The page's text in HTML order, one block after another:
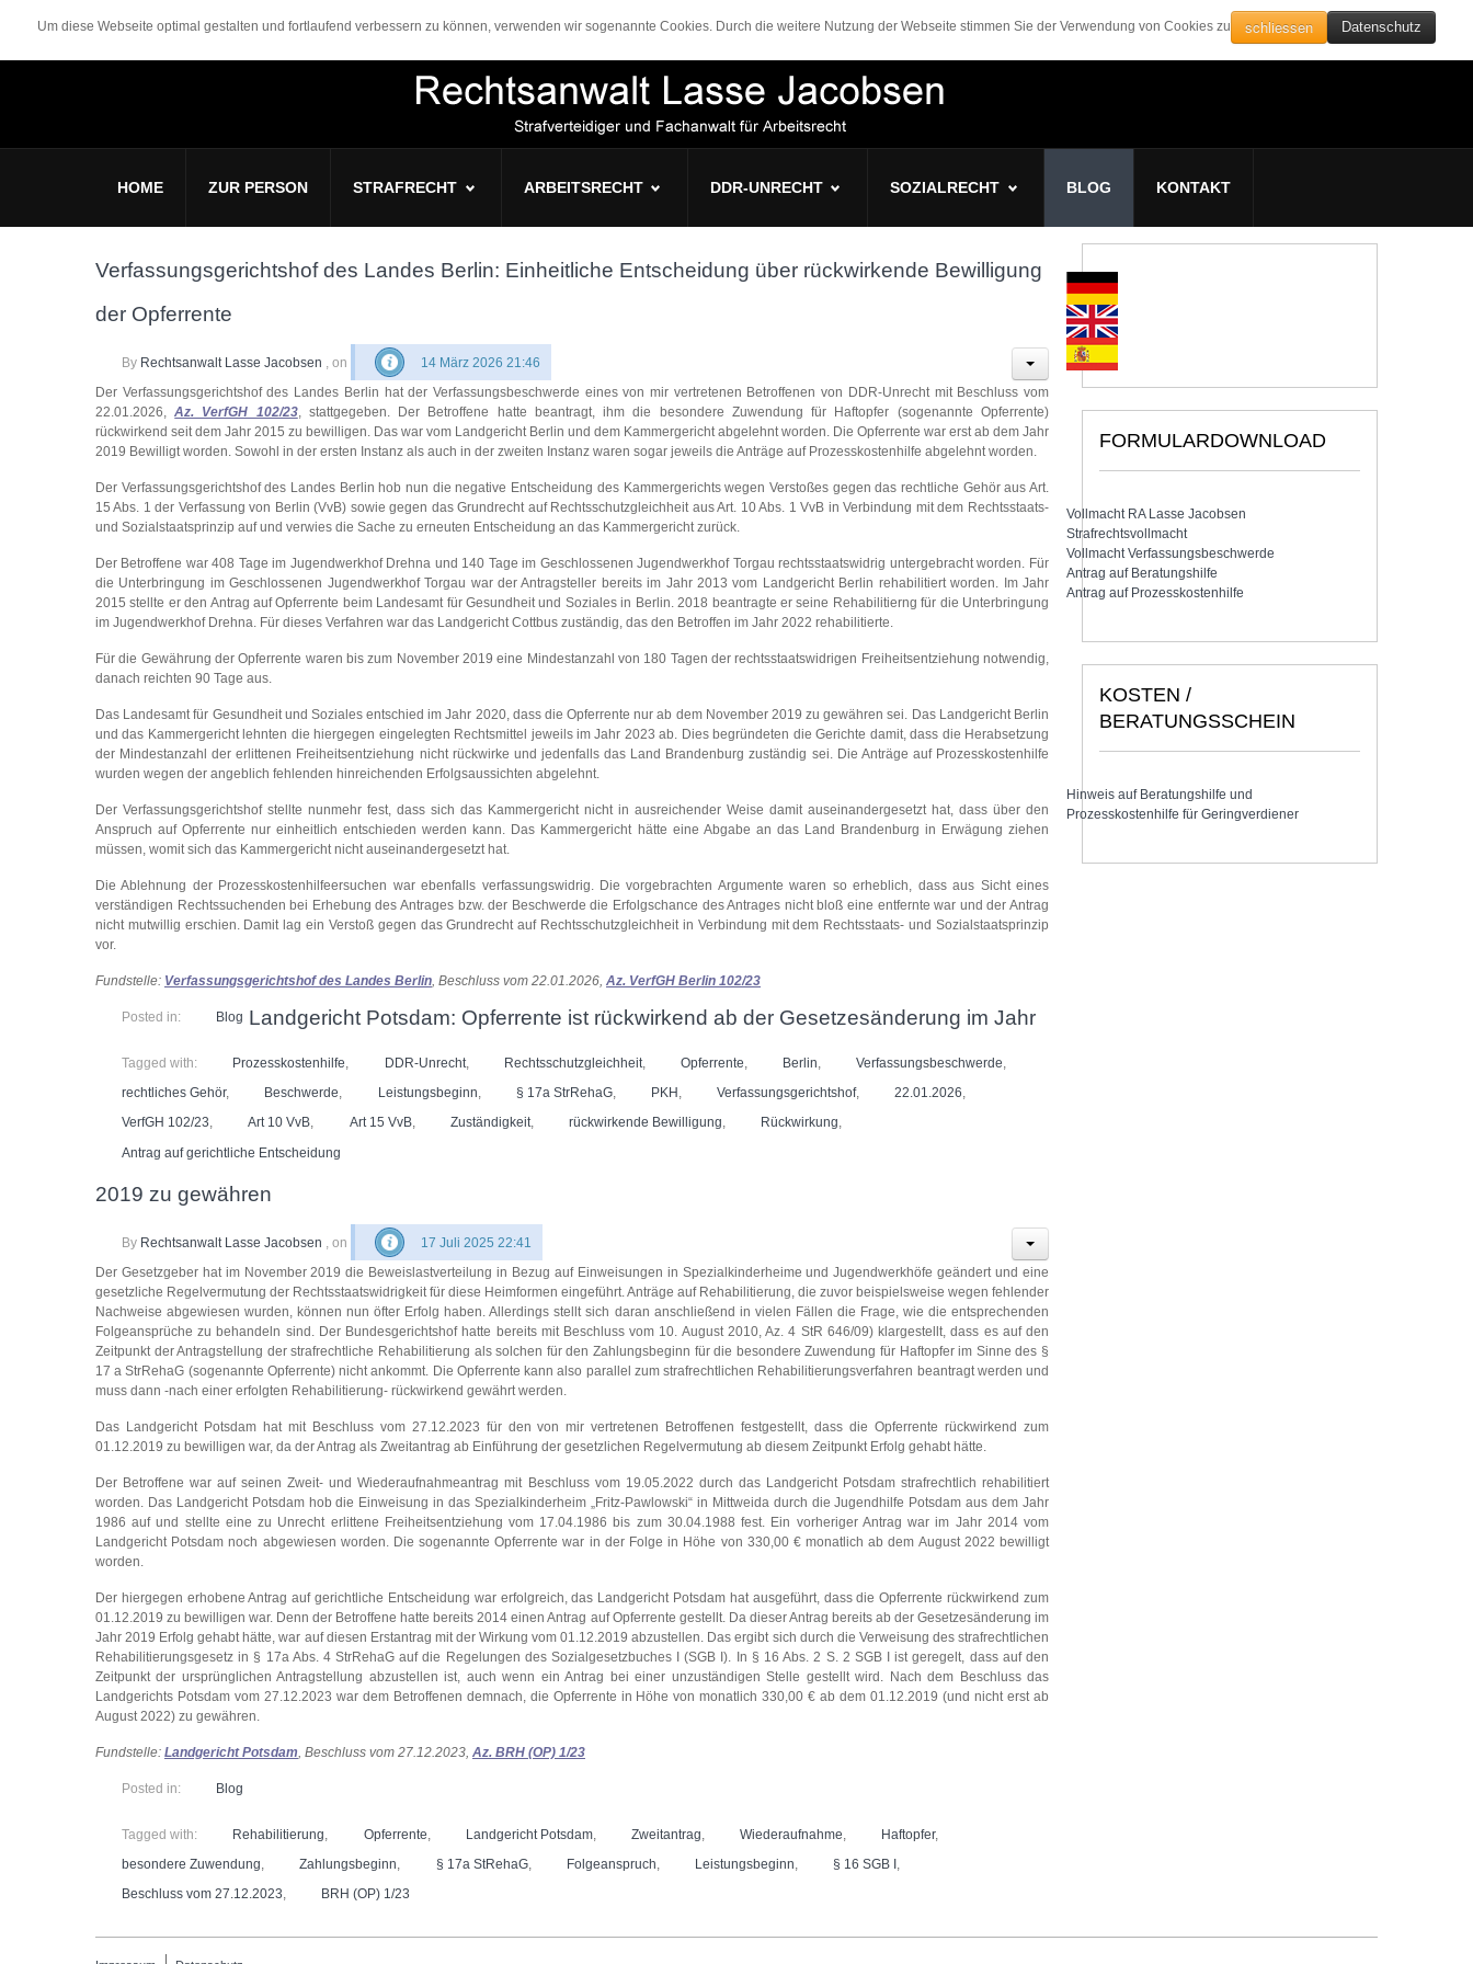
Um diese Webseite optimal gestalten und fortlaufend verbessern zu können, verwenden wir sogenannte Cookies. Durch die weitere Nutzung der Webseite stimmen Sie der Verwendung von Cookies zu schliessen Datenschutz
HOME ZUR PERSON STRAFRECHT ARBEITSRECHT DDR-UNRECHT SOZIALRECHT BLOG KONTAKT
Verfassungsgerichtshof des Landes Berlin: Einheitliche Entscheidung über rückwirkende Bewilligung
der Opferrente
By Rechtsanwalt Lasse Jacobsen , on
14 März 2026 21:46
Der Verfassungsgerichtshof des Landes Berlin hat der Verfassungsbeschwerde eines von mir vertretenen Betroffenen von DDR-Unrecht mit Beschluss vom
22.01.2026,Az. VerfGH 102/23, stattgegeben. Der Betroffene hatte beantragt, ihm die besondere Zuwendung für Haftopfer (sogenannte Opferrente)
rückwirkend seit dem Jahr 2015 zu bewilligen. Das war vom Landgericht Berlin und dem Kammergericht abgelehnt worden. Die Opferrente war erst ab dem Jahr
2019 Bewilligt worden. Sowohl in der ersten Instanz als auch in der zweiten Instanz waren sogar jeweils die Anträge auf Prozesskostenhilfe abgelehnt worden.
Der Verfassungsgerichtshof des Landes Berlin hob nun die negative Entscheidung des Kammergerichts wegen Verstoßes gegen das rechtliche Gehör aus Art.
15 Abs. 1 der Verfassung von Berlin (VvB) sowie gegen das Grundrecht auf Rechtsschutzgleichheit aus Art. 10 Abs. 1 VvB in Verbindung mit dem Rechtsstaats-
und Sozialstaatsprinzip auf und verwies die Sache zu erneuten Entscheidung an das Kammergericht zurück.
Der Betroffene war 408 Tage im Jugendwerkhof Drehna und 140 Tage im Geschlossenen Jugendwerkhof Torgau rechtsstaatswidrig untergebracht worden. Für
die Unterbringung im Geschlossenen Jugendwerkhof Torgau war der Antragsteller bereits im Jahr 2013 vom Landgericht Berlin rehabilitiert worden. Im Jahr
2015 stellte er den Antrag auf Opferrente beim Landesamt für Gesundheit und Soziales in Berlin. 2018 beantragte er seine Rehabilitierng für die Unterbringung
im Jugendwerkhof Drehna. Für dieses Verfahren war das Landgericht Cottbus zuständig, das den Betroffen im Jahr 2022 rehabilitierte.
Für die Gewährung der Opferrente waren bis zum November 2019 eine Mindestanzahl von 180 Tagen der rechtsstaatswidrigen Freiheitsentziehung notwendig,
danach reichten 90 Tage aus.
Das Landesamt für Gesundheit und Soziales entschied im Jahr 2020, dass die Opferrente nur ab dem November 2019 zu gewähren sei. Das Landgericht Berlin
und das Kammergericht lehnten die hiergegen eingelegten Rechtsmittel jeweils im Jahr 2023 ab. Dies begründeten die Gerichte damit, dass die Herabsetzung
der Mindestanzahl der erlittenen Freiheitsentziehung nicht rückwirke und jedenfalls das Land Brandenburg zuständig sei. Die Anträge auf Prozesskostenhilfe
wurden wegen der angeblich fehlenden hinreichenden Erfolgsaussichten abgelehnt.
Der Verfassungsgerichtshof stellte nunmehr fest, dass sich das Kammergericht nicht in ausreichender Weise damit auseinandergesetzt hat, dass über den
Anspruch auf Opferrente nur einheitlich entschieden werden kann. Das Kammergericht hätte eine Abgabe an das Land Brandenburg in Erwägung ziehen
müssen, womit sich das Kammergericht nicht auseinandergesetzt hat.
Die Ablehnung der Prozesskostenhilfeersuchen war ebenfalls verfassungswidrig. Die vorgebrachten Argumente waren so erheblich, dass aus Sicht eines
verständigen Rechtssuchenden bei Erhebung des Antrages bzw. der Beschwerde die Erfolgschance des Antrages nicht bloß eine entfernte war und der Antrag
nicht mutwillig erschien. Damit lag ein Verstoß gegen das Grundrecht auf Rechtsschutzgleichheit in Verbindung mit dem Rechtsstaats- und Sozialstaatsprinzip
vor.
Fundstelle: Verfassungsgerichtshof des Landes Berlin, Beschluss vom 22.01.2026, Az. VerfGH Berlin 102/23
Posted in: Blog
Tagged with: Prozesskostenhilfe, DDR-Unrecht, Rechtsschutzgleichheit, Opferrente, Berlin, Verfassungsbeschwerde,
rechtliches Gehör, Beschwerde, Leistungsbeginn, § 17a StrRehaG, PKH , Verfassungsgerichtshof, 22.01.2026,
VerfGH 102/23, Art 10 VvB, Art 15 VvB, Zuständigkeit, rückwirkende Bewilligung, Rückwirkung,
Antrag auf gerichtliche Entscheidung
Landgericht Potsdam: Opferrente ist rückwirkend ab der Gesetzesänderung im Jahr
2019 zu gewähren
By Rechtsanwalt Lasse Jacobsen , on
17 Juli 2025 22:41
Der Gesetzgeber hat im November 2019 die Beweislastverteilung in Bezug auf Einweisungen in Spezialkinderheime und Jugendwerkhöfe geändert und eine
gesetzliche Regelvermutung der Rechtsstaatswidrigkeit für diese Heimformen eingeführt. Anträge auf Rehabilitierung, die zuvor beispielsweise wegen fehlender
Nachweise abgewiesen wurden, können nun öfter Erfolg haben. Allerdings stellt sich daran anschließend in vielen Fällen die Frage, wie die entsprechenden
Folgeansprüche zu behandeln sind. Der Bundesgerichtshof hatte bereits mit Beschluss vom 10. August 2010, Az. 4 StR 646/09) klargestellt, dass es auf den
Zeitpunkt der Antragstellung der strafrechtliche Rehabilitierung als solchen für den Zahlungsbeginn für die besondere Zuwendung für Haftopfer im Sinne des §
17 a StrRehaG (sogenannte Opferrente) nicht ankommt. Die Opferrente kann also parallel zum strafrechtlichen Rehabilitierungsverfahren beantragt werden und
muss dann -nach einer erfolgten Rehabilitierung- rückwirkend gewährt werden.
Das Landgericht Potsdam hat mit Beschluss vom 27.12.2023 für den von mir vertretenen Betroffenen festgestellt, dass die Opferrente rückwirkend zum
01.12.2019 zu bewilligen war, da der Antrag als Zweitantrag ab Einführung der gesetzlichen Regelvermutung ab diesem Zeitpunkt Erfolg gehabt hätte.
Der Betroffene war auf seinen Zweit- und Wiederaufnahmeantrag mit Beschluss vom 19.05.2022 durch das Landgericht Potsdam strafrechtlich rehabilitiert
worden. Das Landgericht Potsdam hob die Einweisung in das Spezialkinderheim „Fritz-Pawlowski“ in Mittweida durch die Jugendhilfe Potsdam aus dem Jahr
1986 auf und stellte eine zu Unrecht erlittene Freiheitsentziehung vom 17.04.1986 bis zum 30.04.1988 fest. Ein vorheriger Antrag war im Jahr 2014 vom
Landgericht Potsdam noch abgewiesen worden. Die sogenannte Opferrente war in der Folge in Höhe von 330,00 € monatlich ab dem August 2022 bewilligt
worden.
Der hiergegen erhobene Antrag auf gerichtliche Entscheidung war erfolgreich, das Landgericht Potsdam hat ausgeführt, dass die Opferrente rückwirkend zum
01.12.2019 zu bewilligen war. Denn der Betroffene hatte bereits 2014 einen Antrag auf Opferrente gestellt. Da dieser Antrag bereits ab der Gesetzesänderung im
Jahr 2019 Erfolg gehabt hätte, war auf diesen Erstantrag mit der Wirkung vom 01.12.2019 abzustellen. Das ergibt sich durch die Verweisung des strafrechtlichen
Rehabilitierungsgesetz in § 17a Abs. 4 StrRehaG auf die Regelungen des Sozialgesetzbuches I (SGB I). In § 16 Abs. 2 S. 2 SGB I ist geregelt, dass auf den
Zeitpunkt der ursprünglichen Antragstellung abzustellen ist, auch wenn ein Antrag bei einer unzuständigen Stelle gestellt wird. Nach dem Beschluss das
Landgerichts Potsdam vom 27.12.2023 war dem Betroffenen demnach, die Opferrente in Höhe von monatlich 330,00 € ab dem 01.12.2019 (und nicht erst ab
August 2022) zu gewähren.
Fundstelle: Landgericht Potsdam, Beschluss vom 27.12.2023, Az. BRH (OP) 1/23
Posted in: Blog
Tagged with: Rehabilitierung, Opferrente, Landgericht Potsdam, Zweitantrag, Wiederaufnahme, Haftopfer,
besondere Zuwendung, Zahlungsbeginn, § 17a StRehaG, Folgeanspruch, Leistungsbeginn, § 16 SGB I ,
Beschluss vom 27.12.2023, BRH (OP) 1/23
FORMULARDOWNLOAD
Vollmacht RA Lasse Jacobsen
Strafrechtsvollmacht
Vollmacht Verfassungsbeschwerde
Antrag auf Beratungshilfe
Antrag auf Prozesskostenhilfe
KOSTEN /
BERATUNGSSCHEIN
Hinweis auf Beratungshilfe und
Prozesskostenhilfe für Geringverdiener